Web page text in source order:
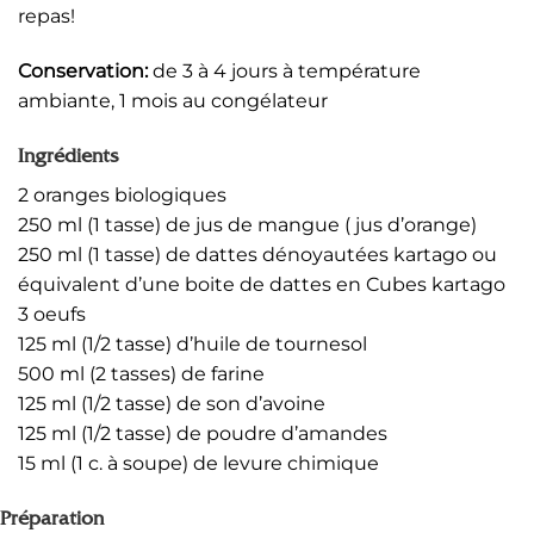
repas!
Conservation:de 3 à 4 jours à température
ambiante, 1 mois au congélateur
Ingrédients
2 oranges biologiques
250 ml (1 tasse) de jus de mangue ( jus d’orange)
250 ml (1 tasse) de dattes dénoyautées kartago ou
équivalent d’une boite de dattes en Cubes kartago
3 oeufs
125 ml (1/2 tasse) d’huile de tournesol
500 ml (2 tasses) de farine
125 ml (1/2 tasse) de son d’avoine
125 ml (1/2 tasse) de poudre d’amandes
15 ml (1 c. à soupe) de levure chimique
Préparation